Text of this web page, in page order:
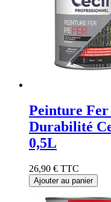
Peinture
Durabilité
0,5L
26,90 € TTC
Ajouter au panier